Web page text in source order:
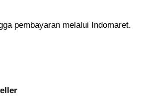
pembayaran melalui Indomaret.